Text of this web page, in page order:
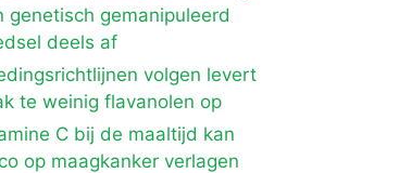
genetisch gemanipuleerd
deels af
volgen levert
te weinig flavanolen op
C bij de maaltijd kan
op maagkanker verlagen